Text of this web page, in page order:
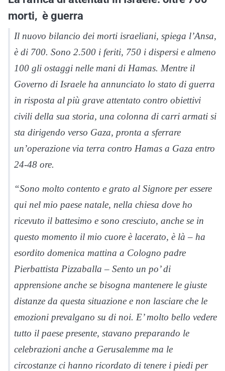
morti, è guerra
Il nuovo bilancio dei morti israeliani, spiega l’Ansa,
è di 700. Sono 2.500 i feriti, 750 i dispersi e almeno
100 gli ostaggi nelle mani di Hamas. Mentre il
Governo di Israele ha annunciato lo stato di guerra
in risposta al più grave attentato contro obiettivi
civili della sua storia, una colonna di carri armati si
sta dirigendo verso Gaza, pronta a sferrare
un’operazione via terra contro Hamas a Gaza entro
24-48 ore.
“Sono molto contento e grato al Signore per essere
qui nel mio paese natale, nella chiesa dove ho
ricevuto il battesimo e sono cresciuto, anche se in
questo momento il mio cuore è lacerato, è là – ha
esordito domenica mattina a Cologno padre
Pierbattista Pizzaballa – Sento un po’ di
apprensione anche se bisogna mantenere le giuste
distanze da questa situazione e non lasciare che le
emozioni prevalgano su di noi. E’ molto bello vedere
tutto il paese presente, stavano preparando le
celebrazioni anche a Gerusalemme ma le
circostanze ci hanno ricordato di tenere i piedi per